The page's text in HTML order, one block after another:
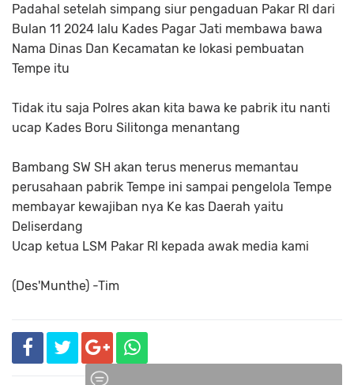
Padahal setelah simpang siur pengaduan Pakar RI dari
Bulan 11 2024 lalu Kades Pagar Jati membawa bawa
Nama Dinas Dan Kecamatan ke lokasi pembuatan
Tempe itu
Tidak itu saja Polres akan kita bawa ke pabrik itu nanti
ucap Kades Boru Silitonga menantang
Bambang SW SH akan terus menerus memantau
perusahaan pabrik Tempe ini sampai pengelola Tempe
membayar kewajiban nya Ke kas Daerah yaitu
Deliserdang
Ucap ketua LSM Pakar RI kepada awak media kami
(Des'Munthe) -Tim